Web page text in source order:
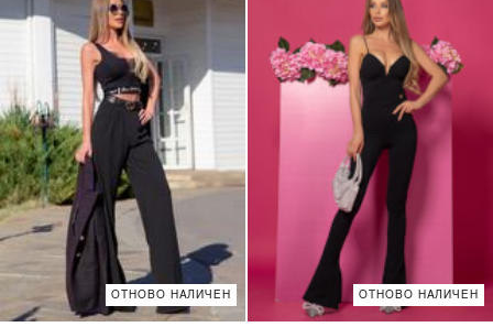
ОТНОВО НАЛИЧЕН ОТНОВО НАЛИЧЕН